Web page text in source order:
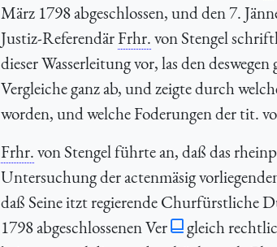
März 1798 abgeschlossen, und den 7.
Justiz-ReferendärFrhr.von Stengel
dieser Wasserleitung vor, las den
Vergleiche ganz ab, und zeigte durch
worden, und welche Foderungen der tit.
Frhr.von Stengel führte an, daß das
Untersuchung der actenmäsig
daß Seine itzt regierende Churfürstliche
1798 abgeschlossenen Ver
gleich